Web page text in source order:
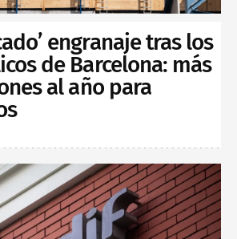
engranaje tras los
de Barcelona: más
al año para